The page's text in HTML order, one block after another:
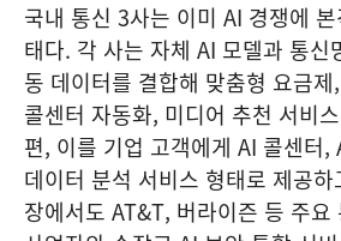
국내 통신 3사는 이미 AI 경쟁에
태다. 각 사는 자체 AI 모델과 통신
동 데이터를 결합해 맞춤형 요금
콜센터 자동화, 미디어 추천 서비
편, 이를 기업 고객에게 AI 콜센터,
데이터 분석 서비스 형태로 제공
장에서도 AT&T, 버라이즌 등 주요